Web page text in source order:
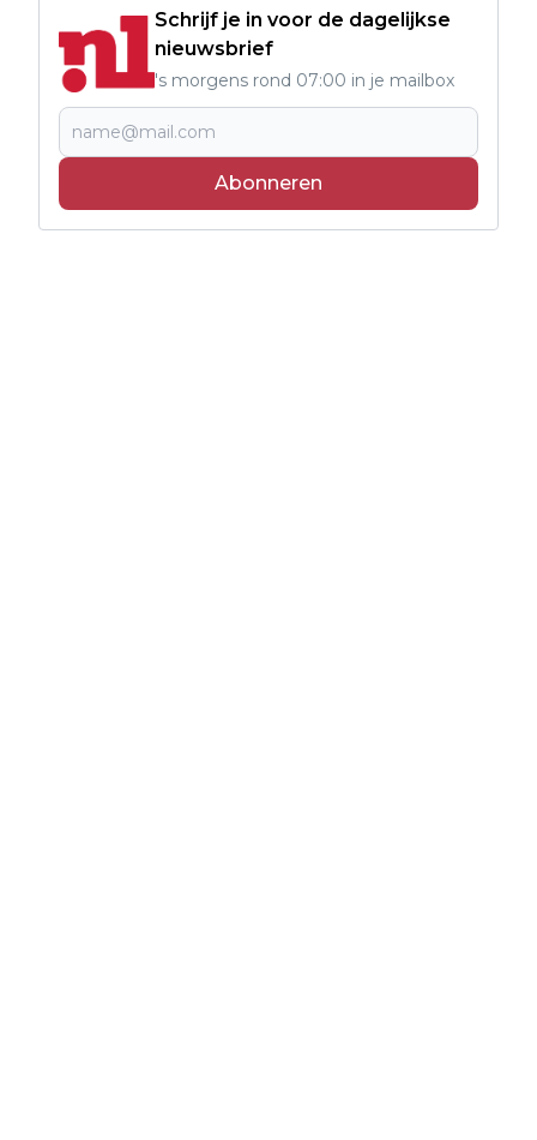
Schrijf je in voor de dagelijkse
nieuwsbrief
's morgens rond 07:00 in je mailbox
Abonneren